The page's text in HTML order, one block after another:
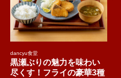
dancyu食堂
黒瀬ぶりの魅力を味わい
尽くす！フライの豪華3種